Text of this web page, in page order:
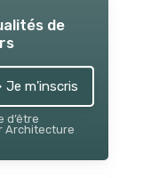
de
Je m'inscris
d’être
Architecture